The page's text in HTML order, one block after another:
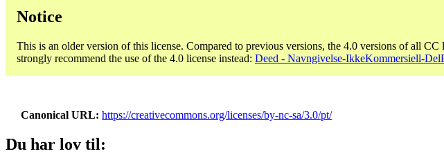
Notice
This is an older version of this license. Compared to previous versions, the 4.0 versions of all CC
strongly recommend the use of the 4.0 license instead: Deed - Navngivelse-IkkeKommersiell-
Canonical URL https://creativecommons.org/licenses/by-nc-sa/3.0/pt/
Du har lov til: